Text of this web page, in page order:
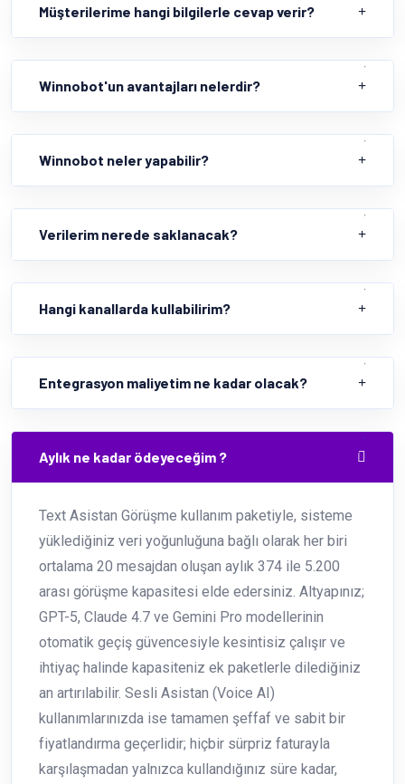
Müşterilerime hangi bilgilerle cevap verir?
Winnobot'un avantajları nelerdir?
Winnobot neler yapabilir?
Verilerim nerede saklanacak?
Hangi kanallarda kullabilirim?
Entegrasyon maliyetim ne kadar olacak?
Aylık ne kadar ödeyeceğim ?
Text Asistan Görüşme kullanım paketiyle, sisteme
yüklediğiniz veri yoğunluğuna bağlı olarak her biri
ortalama 20 mesajdan oluşan aylık 374 ile 5.200
arası görüşme kapasitesi elde edersiniz. Altyapınız;
GPT-5, Claude 4.7 ve Gemini Pro modellerinin
otomatik geçiş güvencesiyle kesintisiz çalışır ve
ihtiyaç halinde kapasiteniz ek paketlerle dilediğiniz
an artırılabilir. Sesli Asistan (Voice AI)
kullanımlarınızda ise tamamen şeffaf ve sabit bir
fiyatlandırma geçerlidir; hiçbir sürpriz faturayla
karşılaşmadan yalnızca kullandığınız süre kadar,